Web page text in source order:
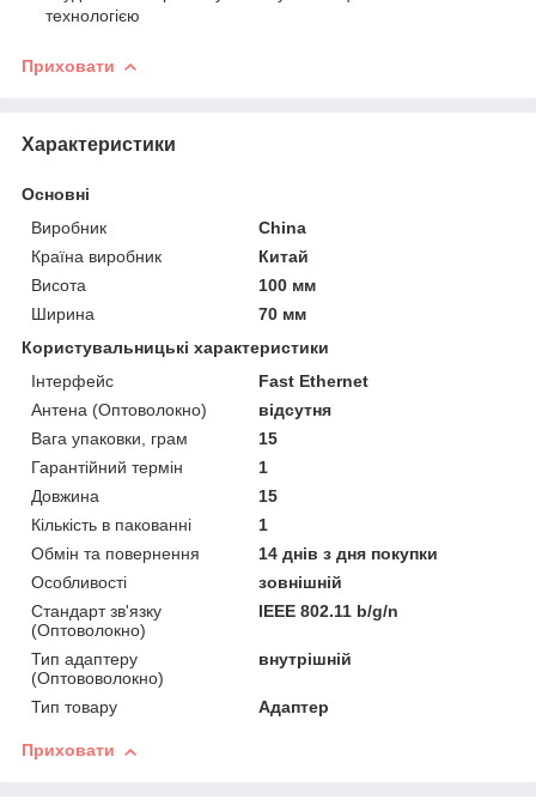
технологією
Приховати
Характеристики
Основні
Виробник
China
Країна виробник
Китай
Висота
100 мм
Ширина
70 мм
Користувальницькі характеристики
Інтерфейс
Fast Ethernet
Антена (Оптоволокно)
відсутня
Вага упаковки, грам
15
Гарантійний термін
1
Довжина
15
Кількість в пакованні
1
Обмін та повернення
14 днів з дня покупки
Особливості
зовнішній
Стандарт зв'язку
(Оптоволокно)
IEEE 802.11 b/g/n
Тип адаптеру
(Оптововолокно)
внутрішній
Тип товару Адаптер
Приховати